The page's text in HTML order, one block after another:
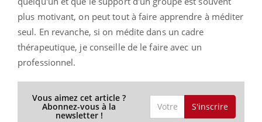
plus motivant, on peut tout à faire apprendre à méditer
seul. En revanche, si on médite dans un cadre
thérapeutique, je conseille de le faire avec un
professionnel.
Vous aimez cet article ?
Abonnez-vous à la
newsletter !
S'inscrire